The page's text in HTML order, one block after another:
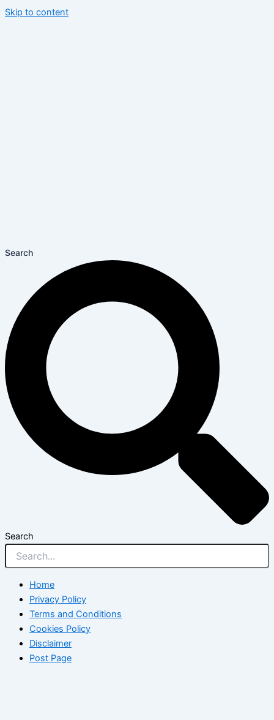
Skip to content
Search
Search
Home
Privacy Policy
Terms and Conditions
Cookies Policy
Disclaimer
Post Page